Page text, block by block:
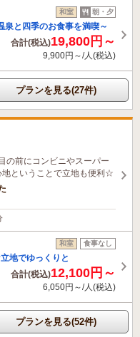
和室 朝・夕
泉と四季のお食事を満喫～
合計(税込)19,800円～
9,900円～/人(税込)
プランを見る(27件)
の前にコンビニやスーパー
地ということで立地も便利☆
和室 食事なし
地でゆっくりと
合計(税込)12,100円～
6,050円～/人(税込)
プランを見る(52件)